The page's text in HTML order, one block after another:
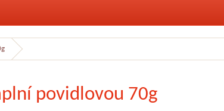
povidlovou 70g